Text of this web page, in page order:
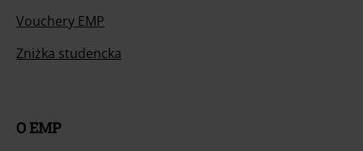
Vouchery EMP
Zniżka studencka
O EMP